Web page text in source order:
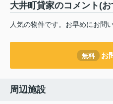
大井町貸家のコメント(
人気の物件です。お早めにお問
無料 お
周辺施設